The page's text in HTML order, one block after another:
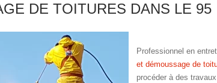
DE TOITURES DANS LE 95
Professionnel en
et démoussage de
procéder à des